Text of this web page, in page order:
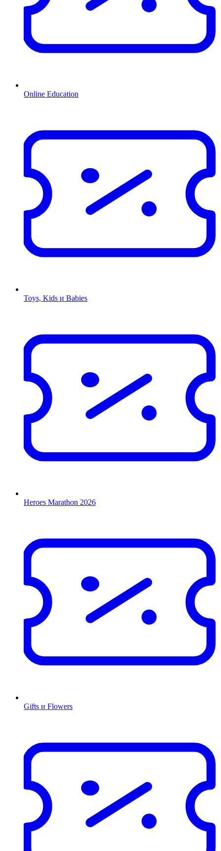
Online Education
Toys, Kids и Babies
Heroes Marathon 2026
Gifts и Flowers